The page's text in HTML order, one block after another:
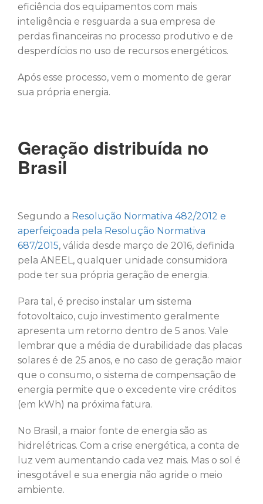
eficiência dos equipamentos com mais
inteligência e resguarda a sua empresa de
perdas financeiras no processo produtivo e de
desperdícios no uso de recursos energéticos.
Após esse processo, vem o momento de gerar
sua própria energia.
Geração distribuída no
Brasil
Segundo a Resolução Normativa 482/2012 e
aperfeiçoada pela Resolução Normativa
687/2015, válida desde março de 2016, definida
pela ANEEL, qualquer unidade consumidora
pode ter sua própria geração de energia.
Para tal, é preciso instalar um sistema
fotovoltaico, cujo investimento geralmente
apresenta um retorno dentro de 5 anos. Vale
lembrar que a média de durabilidade das placas
solares é de 25 anos, e no caso de geração maior
que o consumo, o sistema de compensação de
energia permite que o excedente vire créditos
(em kWh) na próxima fatura.
No Brasil, a maior fonte de energia são as
hidrelétricas. Com a crise energética, a conta de
luz vem aumentando cada vez mais. Mas o sol é
inesgotável e sua energia não agride o meio
ambiente.